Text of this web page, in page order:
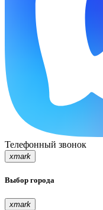
Телефонный звонок
xmark
Выбор города
xmark